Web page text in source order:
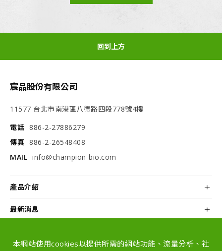
本網站使用cookies以提供所需的網站功能、流量分析、社
回到上方
宸品股份有限公司
11577 台北市南港區八德路四段778號4樓
電話 886-2-27886279
傳真 886-2-26548408
MAIL info@champion-bio.com
產品介紹
最新消息